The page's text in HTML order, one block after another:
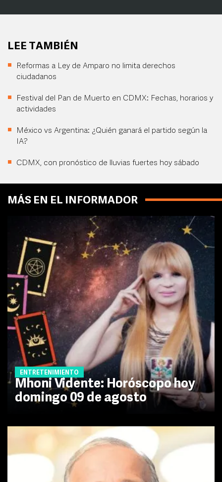
LEE TAMBIÉN
Reformas a Ley de Amparo no limita derechos
ciudadanos
Festival del Pan de Muerto en CDMX: Fechas, horarios y
actividades
México vs Argentina: ¿Quién ganará el partido según la
IA?
CDMX, con pronóstico de lluvias fuertes hoy sábado
MÁS EN EL INFORMADOR
ENTRETENIMIENTO
Mhoni Vidente: Horóscopo hoy
domingo 09 de agosto